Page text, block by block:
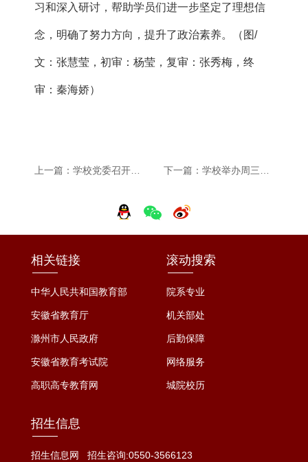
习和深入研讨，帮助学员们进一步坚定了理想信
念，明确了努力方向，提升了政治素养。（图/
文：张慧莹，初审：杨莹，复审：张秀梅，终
审：秦海娇）
相关链接
中华人民共和国教育部
安徽省教育厅
滁州市人民政府
安徽省教育考试院
高职高专教育网
滚动搜索
院系专业
机关部处
后勤保障
网络服务
城院校历
招生信息
招生信息网 招生咨询:0550-3566123